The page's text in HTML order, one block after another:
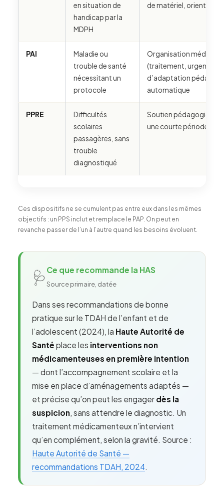
en situation de
handicap par la
MDPH
de matériel, orientation
PAI
Maladie ou
trouble de santé
nécessitant un
protocole
Organisation médicale
(traitement, urgence) —
d’adaptation
automatique
PPRE
Difficultés
scolaires
passagères, sans
trouble
diagnostiqué
Soutien pédagogique
une courte période
Ces dispositifs ne se cumulent pas entre eux dans les mêmes
objectifs : un PPS inclut et remplace le PAP. On peut en
revanche passer de l’un à l’autre quand les besoins évoluent.
🩺 Ce que recommande la HAS
Source primaire, datée
Dans ses recommandations de bonne
pratique sur le TDAH de l’enfant et de
l’adolescent (2024), la Haute Autorité de
Santé place les interventions non
médicamenteuses en première intention
— dont l’accompagnement scolaire et la
mise en place d’aménagements adaptés —
et précise qu’on peut les engager dès la
suspicion, sans attendre le diagnostic. Un
traitement médicamenteux n’intervient
qu’en complément, selon la gravité. Source :
Haute Autorité de Santé —
recommandations TDAH, 2024.